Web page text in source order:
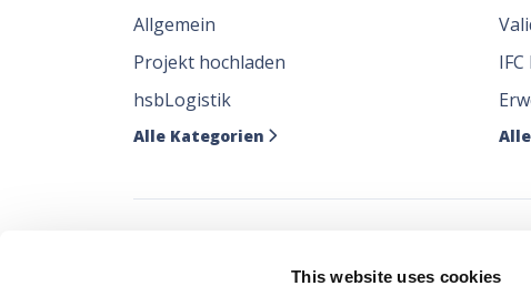
This website uses cookies
Allgemein
Projekt hochladen
hsbLogistik
Alle Kategorien 
Verfolgen Sie alle